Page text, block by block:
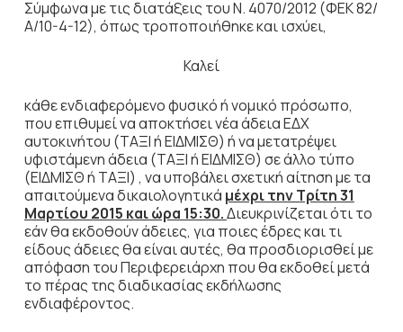
Σύμφωνα με τις διατάξεις του Ν. 4070/2012 (ΦΕΚ 82/
Α/10-4-12), όπως τροποποιήθηκε και ισχύει,
Καλεί
κάθε ενδιαφερόμενο φυσικό ή νομικό πρόσωπο,
που επιθυμεί να αποκτήσει νέα άδεια ΕΔΧ
αυτοκινήτου (ΤΑΞΙ ή ΕΙΔΜΙΣΘ) ή να μετατρέψει
υφιστάμενη άδεια (ΤΑΞΙ ή ΕΙΔΜΙΣΘ) σε άλλο τύπο
(ΕΙΔΜΙΣΘ ή ΤΑΞΙ) , να υποβάλει σχετική αίτηση με τα
απαιτούμενα δικαιολογητικά μέχρι την Τρίτη 31
Μαρτίου 2015 και ώρα 15:30.Διευκρινίζεται ότι το
εάν θα εκδοθούν άδειες, για ποιες έδρες και τι
είδους άδειες θα είναι αυτές, θα προσδιορισθεί με
απόφαση του Περιφερειάρχη που θα εκδοθεί μετά
το πέρας της διαδικασίας εκδήλωσης
ενδιαφέροντος.